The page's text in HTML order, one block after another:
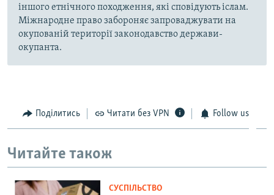
іншого етнічного походження, які сповідують іслам.
Міжнародне право забороняє запроваджувати на
окупованій території законодавство держави-
окупанта.
Поділитись Читати без VPN Follow us
Читайте також
СУСПІЛЬСТВО